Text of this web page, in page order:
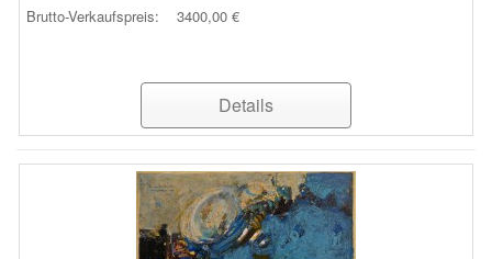
Brutto-Verkaufspreis: 3400,00 €
Details